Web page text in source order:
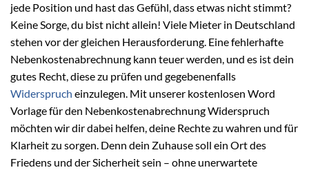
jede Position und hast das Gefühl, dass etwas nicht stimmt?
Keine Sorge, du bist nicht allein! Viele Mieter in Deutschland
stehen vor der gleichen Herausforderung. Eine fehlerhafte
Nebenkostenabrechnung kann teuer werden, und es ist dein
gutes Recht, diese zu prüfen und gegebenenfalls
Widerspruch einzulegen. Mit unserer kostenlosen Word
Vorlage für den Nebenkostenabrechnung Widerspruch
möchten wir dir dabei helfen, deine Rechte zu wahren und für
Klarheit zu sorgen. Denn dein Zuhause soll ein Ort des
Friedens und der Sicherheit sein – ohne unerwartete